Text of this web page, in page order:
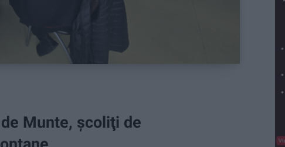
Munte, şcoliţi de